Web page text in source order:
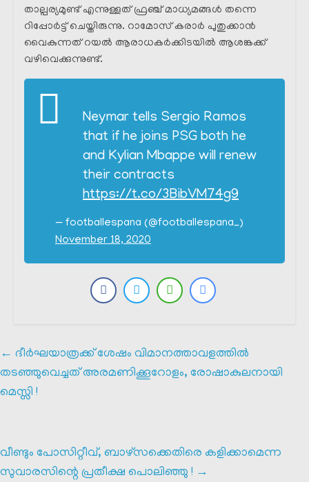
താല്പര്യമുണ്ട് എന്നുള്ളത് ഫ്രഞ്ച് മാധ്യമങ്ങൾ തന്നെ
റിപ്പോർട്ട്‌ ചെയ്തിരുന്നു. റാമോസ് കരാർ പുതുക്കാൻ
വൈകുന്നത് റയൽ ആരാധകർക്കിടയിൽ ആശങ്കക്ക്‌
വഴിവെക്കുന്നുണ്ട്.
Neymar tells Sergio Ramos
that if he joins PSG both he
and Kylian Mbappe will renew
their contracts
https://t.co/3BibVM74g9
— footballespana (@footballespana_)
November 18, 2020
← ദീർഘയാത്രക്ക്‌ ശേഷം വിമാനത്താവളത്തിൽ
തടഞ്ഞുവെച്ചത് അരമണിക്കൂറോളം, രോഷാകുലനായി
മെസ്സി !
വീണ്ടും പോസിറ്റീവ്, ബാഴ്‌സക്കെതിരെ കളിക്കാമെന്ന
സുവാരസിന്റെ പ്രതീക്ഷ പൊലിഞ്ഞു ! →